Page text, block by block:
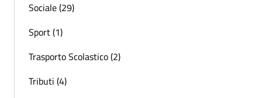
Sociale (29)
Sport (1)
Trasporto Scolastico (2)
Tributi (4)